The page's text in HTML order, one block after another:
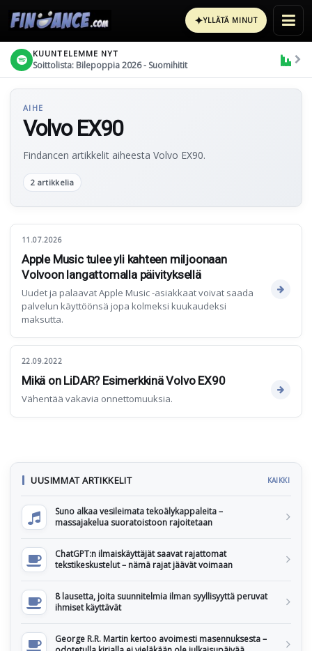
✦YLLÄTÄ MINUT
KUUNTELEMME NYT
Soittolista: Bilepoppia 2026 - Suomihitit
AIHE
Volvo EX90
Findancen artikkelit aiheesta Volvo EX90.
2 artikkelia
11.07.2026
Apple Music tulee yli kahteen miljoonaan
Volvoon langattomalla päivityksellä
Uudet ja palaavat Apple Music -asiakkaat voivat saada
palvelun käyttöönsä jopa kolmeksi kuukaudeksi
maksutta.
22.09.2022
Mikä on LiDAR? Esimerkkinä Volvo EX90
Vähentää vakavia onnettomuuksia.
UUSIMMAT ARTIKKELIT KAIKKI
Suno alkaa vesileimata tekoälykappaleita –
massajakelua suoratoistoon rajoitetaan
ChatGPT:n ilmaiskäyttäjät saavat rajattomat
tekstikeskustelut – nämä rajat jäävät voimaan
8 lausetta, joita suunnitelmia ilman syyllisyyttä peruvat
ihmiset käyttävät
George R.R. Martin kertoo avoimesti masennuksesta –